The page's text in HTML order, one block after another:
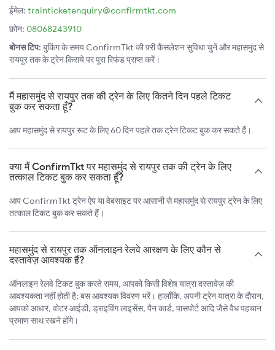
ईमेल: trainticketenquiry@confirmtkt.com
फ़ोन: 08068243910
बोनस टिप: बुकिंग के समय ConfirmTkt की फ़्री कैंसलेशन सुविधा चुनें और महासमुंद से
रायपुर तक के ट्रेन किराये पर पूरा रिफंड प्राप्त करें।
मैं महासमुंद से रायपुर तक की ट्रेन के लिए कितने दिन पहले टिकट
बुक कर सकता हूँ?
आप महासमुंद से रायपुर रूट के लिए 60 दिन पहले तक ट्रेन टिकट बुक कर सकते हैं।
क्या मैं ConfirmTkt पर महासमुंद से रायपुर तक की ट्रेन के लिए
तत्काल टिकट बुक कर सकता हूँ?
आप ConfirmTkt ट्रेन ऐप या वेबसाइट पर आसानी से महासमुंद से रायपुर ट्रेन के लिए
तत्काल टिकट बुक कर सकते हैं।
महासमुंद से रायपुर तक ऑनलाइन रेलवे आरक्षण के लिए कौन से
दस्तावेज़ आवश्यक हैं?
ऑनलाइन रेलवे टिकट बुक करते समय, आपको किसी विशेष यात्रा दस्तावेज़ की
आवश्यकता नहीं होती है; बस आवश्यक विवरण भरें। हालाँकि, अपनी ट्रेन यात्रा के दौरान,
आपको आधार, वोटर आईडी, ड्राइविंग लाइसेंस, पैन कार्ड, पासपोर्ट आदि जैसे वैध पहचान
प्रमाण साथ रखने होंगे।